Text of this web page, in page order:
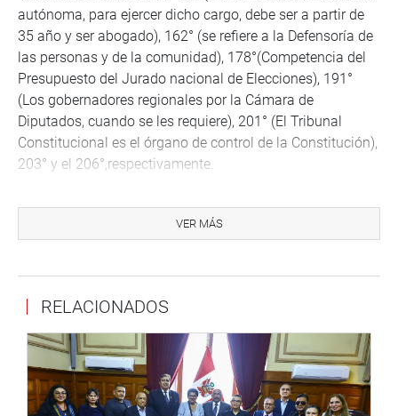
autónoma, para ejercer dicho cargo, debe ser a partir de
35 año y ser abogado), 162° (se refiere a la Defensoría de
las personas y de la comunidad), 178°(Competencia del
Presupuesto del Jurado nacional de Elecciones), 191°
(Los gobernadores regionales por la Cámara de
Diputados, cuando se les requiere), 201° (El Tribunal
Constitucional es el órgano de control de la Constitución),
203° y el 206°,respectivamente.
a las 20.05 horas, y mañana miércoles 3 de Octubre, se
reiniciará a las 09.30 de la mañana, en el hemiciclo
cuestión de confianza), 134°, 135° y 137°,
CENTRO DE NOTICIAS
PRENSA-CONGRESO 2-10-2018
VER MÁS
RELACIONADOS